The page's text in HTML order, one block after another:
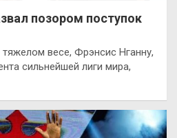
позором поступок
весе, Фрэнсис Нганну,
сильнейшей лиги мира,